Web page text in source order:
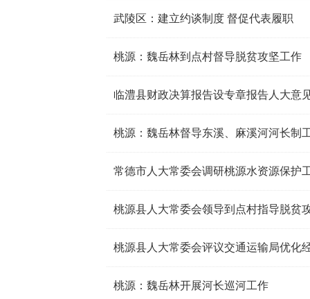
武陵区：建立约谈制度 督促代表履职
桃源：魏岳林到点村督导脱贫攻坚工作
临澧县财政决算报告设专章报告人大意
桃源：魏岳林督导东溪、麻溪河河长制
常德市人大常委会调研桃源水资源保护
桃源县人大常委会领导到点村指导脱贫
桃源县人大常委会评议交通运输局优化
桃源：魏岳林开展河长巡河工作